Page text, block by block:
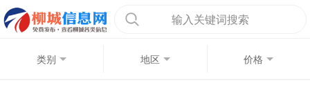
输入关键词搜索
类别 地区 价格